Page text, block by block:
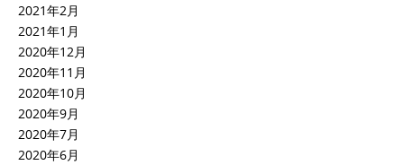
2021年2月
2021年1月
2020年12月
2020年11月
2020年10月
2020年9月
2020年7月
2020年6月